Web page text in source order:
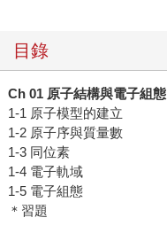
目錄
Ch 01 原子結構與電子組態
1-1 原子模型的建立
1-2 原子序與質量數
1-3 同位素
1-4 電子軌域
1-5 電子組態
＊習題